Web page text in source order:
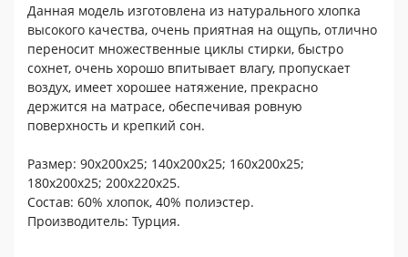
Данная модель изготовлена из натурального хлопка
высокого качества, очень приятная на ощупь, отлично
переносит множественные циклы стирки, быстро
сохнет, очень хорошо впитывает влагу, пропускает
воздух, имеет хорошее натяжение, прекрасно
держится на матрасе, обеспечивая ровную
поверхность и крепкий сон.
Размер: 90х200х25; 140х200х25; 160х200х25;
180х200х25; 200х220х25.
Состав: 60% хлопок, 40% полиэстер.
Производитель: Турция.